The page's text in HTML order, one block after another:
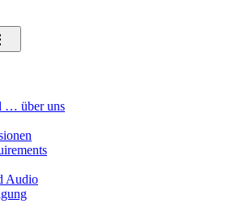
… über uns
Audio